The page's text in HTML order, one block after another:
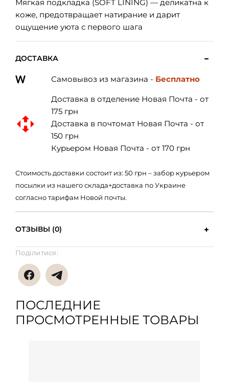
Мягкая подкладка (SOFT LINING) — деликатна к
коже, предотвращает натирание и дарит
ощущение уюта с первого шага
ДОСТАВКА
Самовывоз из магазина - Бесплатно
Доставка в отделение Новая Почта - от
175 грн
Доставка в почтомат Новая Почта - от
150 грн
Курьером Новая Почта - от 170 грн
Стоимость доставки состоит из: 50 грн – забор курьером
посылки из нашего склада+доставка по Украине
согласно тарифам Новой почты.
ОТЗЫВЫ (0)
Поділитися:
ПОСЛЕДНИЕ
ПРОСМОТРЕННЫЕ ТОВАРЫ